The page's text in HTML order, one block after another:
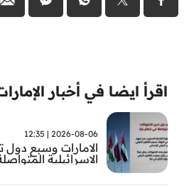
اقرأ ايضا في أخبار
2026-08-06 | 12:35
الامارات وسبع دول
الاسرائيلية